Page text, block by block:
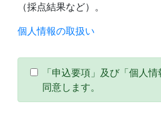
（採点結果など）。
個人情報の取扱い
「申込要項」及び「個人
同意します。